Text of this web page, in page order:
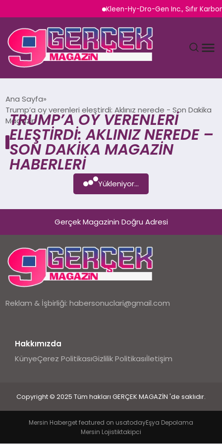
Kleen-Hy-Dro-Gen Inc., Sıfır
YAŞAM
SPOR
TEKNOLOJI
EKONOMI
DÜNYA
Ana Sayfa
Trump’a oy verenleri eleştirdi: Aklınız nerede - Son Dakika
Magazin
TRUMP’A OY VERENLERI
ELEŞTIRDI: AKLINIZ NEREDE –
SON DAKIKA MAGAZIN
HABERLERI
Yükleniyor...
Gerçek Magazinin Doğru Adresi
Reklam & İşbirliği:habersonuclari@gmail.com
Hakkımızda
KünyeÇerez PolitikasıGizlilik Politikasıİletişim
Copyright © 2025 Tüm hakları GERÇEK MAGAZİN 'de saklıdır.
Mersin Haberget featured on usatodayEşya Depolama
Mersin Lojistiktakipci